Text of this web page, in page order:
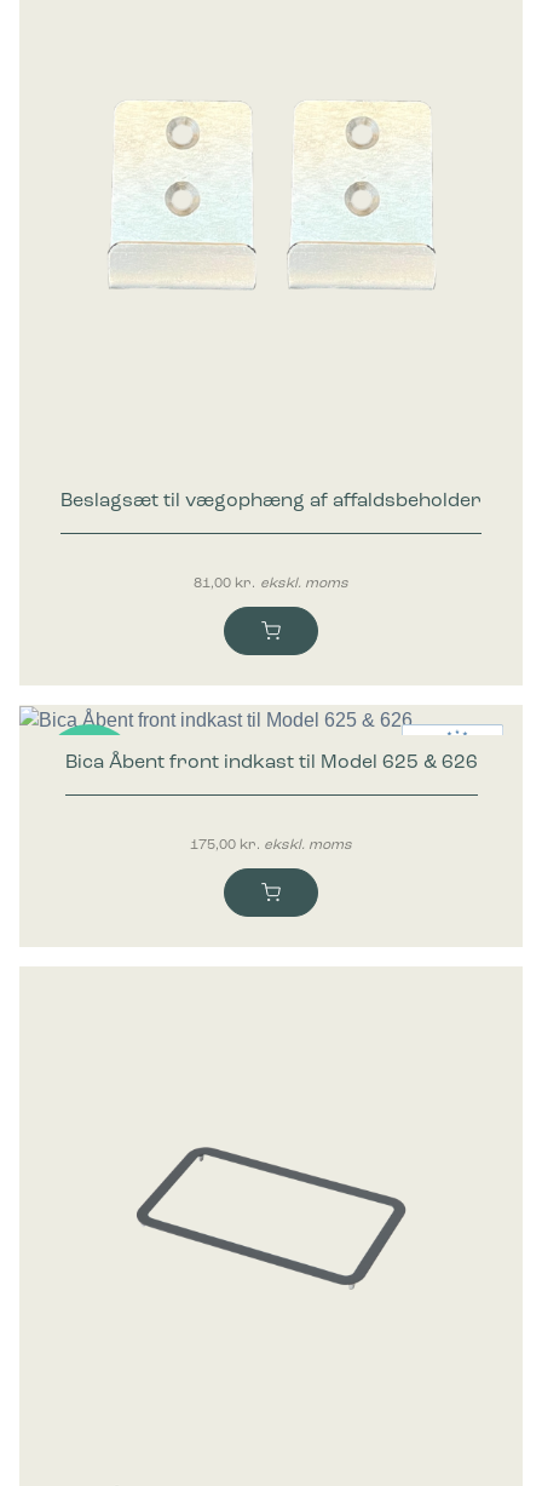
Beslagsæt til vægophæng af affaldsbeholder
81,00 kr. ekskl. moms
Bica Åbent front indkast til Model 625 & 626
175,00 kr. ekskl. moms